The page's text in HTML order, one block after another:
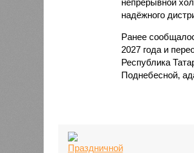
надёжного
Ранее
2027 года и
Республика
Поднебесной,